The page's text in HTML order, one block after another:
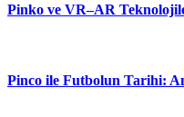
Pinko ve VR–AR
Pinco ile Futbolun Tarihi: